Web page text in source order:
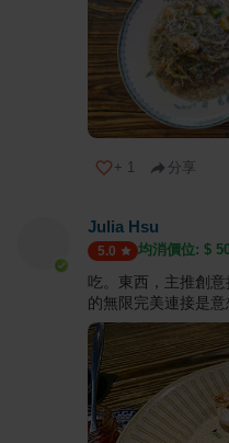
+ 1 分享
Julia Hsu
5.0 均消價位: $
吃。東西，主推創
的無限完美連接是